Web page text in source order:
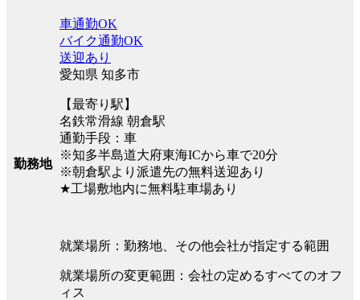
勤務地
車通勤OK
バイク通勤OK
送迎あり
愛知県 知多市
【最寄り駅】
名鉄常滑線 朝倉駅
通勤手段：車
※知多半島道大府東海ICから車で20分
※朝倉駅より派遣先の無料送迎あり
★工場敷地内に無料駐車場あり
就業場所：勤務地、その他会社が指定する範囲
就業場所の変更範囲：会社の定めるすべてのオフ
ィス